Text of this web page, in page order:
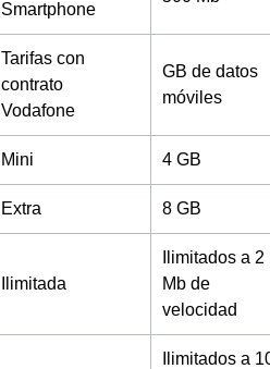
Smartphone
Tarifas con
contrato
Vodafone
GB de datos
móviles
Mini 4 GB
Extra 8 GB
Ilimitada
Ilimitados a 2
Mb de
velocidad
Ilimitados a